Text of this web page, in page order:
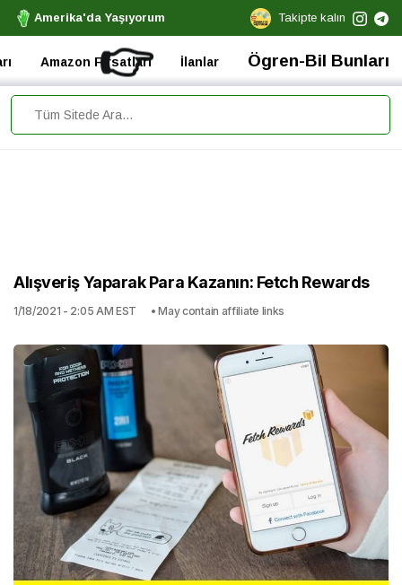
Amerika'da Yaşıyorum Takipte kalın
👉
Amazon Fırsatları İlanlar Ögren-Bil Bunları
Alışveriş Yaparak Para Kazanın: Fetch Rewards
1/18/2021 - 2:05 AM EST • May contain affiliate links